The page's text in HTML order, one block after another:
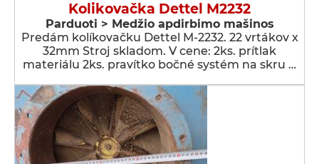
Kolikovačka Dettel M2232
Parduoti > Medžio apdirbimo mašinos
Predám kolíkovačku Dettel M-2232. 22 vrtákov x
32mm Stroj skladom. V cene: 2ks. prítlak
materiálu 2ks. pravítko bočné systém na skru …